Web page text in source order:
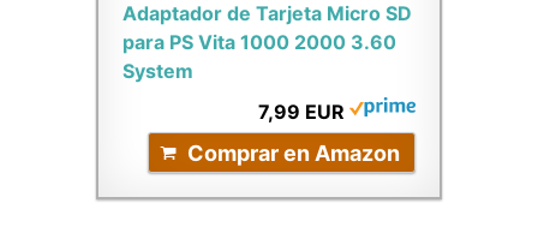
Adaptador de Tarjeta Micro SD
para PS Vita 1000 2000 3.60
System
7,99 EUR
Comprar en Amazon